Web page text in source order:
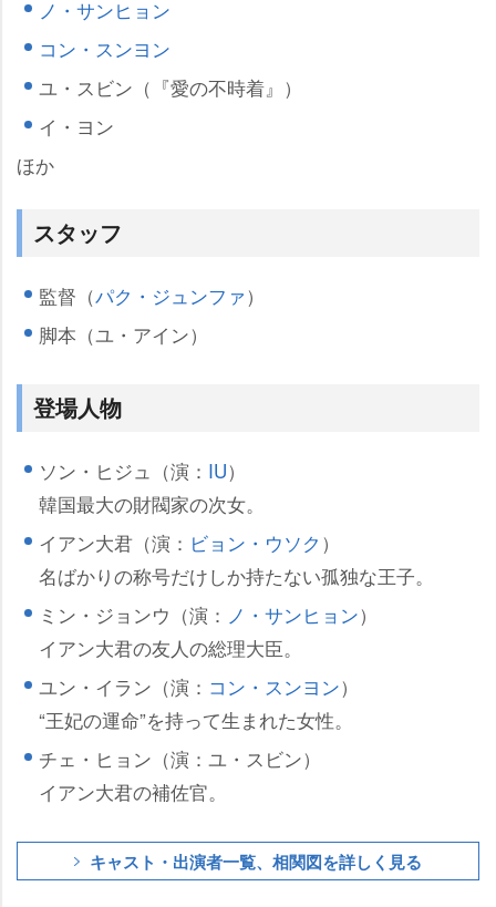
ノ・サンヒョン
コン・スンヨン
ユ・スビン （『愛の不時着』）
イ・ヨン
ほか
スタッフ
監督（パク・ジュンファ）
脚本（ユ・アイン）
登場人物
ソン・ヒジュ（演： IU）
韓国最大の財閥家の次女。
イアン大君（演： ビョン・ウソク ）
名ばかりの称号だけしか持たない孤独な王子。
ミン・ジョンウ（演： ノ・サンヒョン）
イアン大君の友人の総理大臣。
ユン・イラン（演： コン・スンヨン）
“王妃の運命”を持って生まれた女性。
チェ・ヒョン（演：ユ・スビン）
イアン大君の補佐官。
キャスト・出演者一覧、相関図を詳しく見る